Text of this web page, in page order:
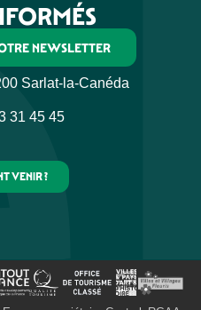
NEWSLETTER
Sarlat-la-Canéda
31 45 45
VENIR ?